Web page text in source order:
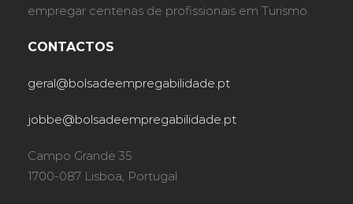
empregar centenas de profissionais em Turismo.
CONTACTOS
geral@bolsadeempregabilidade.pt
jobbe@bolsadeempregabilidade.pt
Campo Grande 35
1700-087 Lisboa, Portugal